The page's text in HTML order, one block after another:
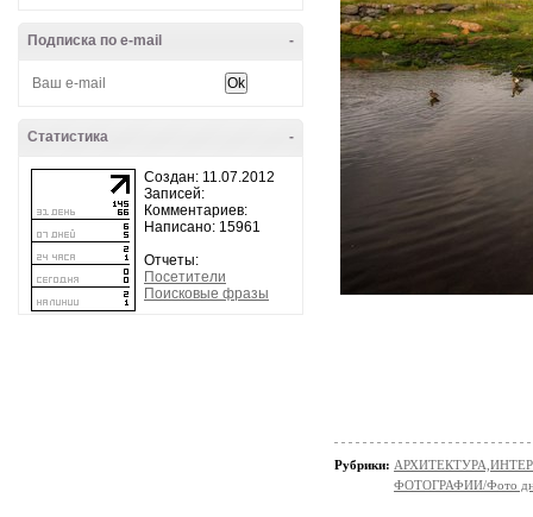
-
Подписка по e-mail
-
Статистика
Создан: 11.07.2012
Записей:
Комментариев:
Написано: 15961
Отчеты:
Посетители
Поисковые фразы
Рубрики:
ФОТОГРАФИИ/Фото